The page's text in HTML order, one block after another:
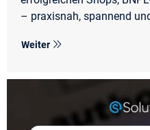
– praxisnah, spannend
Weiter